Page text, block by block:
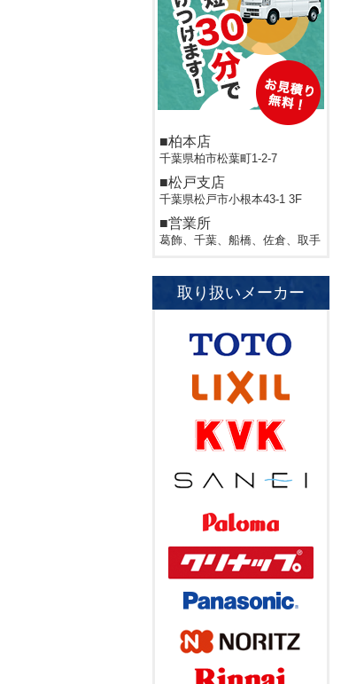
■柏本店
千葉県柏市松葉町1-2-7
■松戸支店
千葉県松戸市小根本43-1 3F
■営業所
葛飾、千葉、船橋、佐倉、取手
取り扱いメーカー